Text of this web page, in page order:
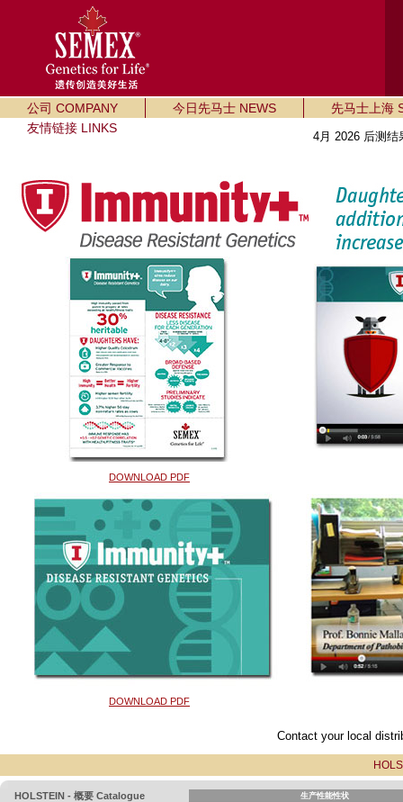
公司 COMPANY 今日先马士 NEWS
先马士上海
友情链接 LINKS
4月 2026 后测
DOWNLOAD PDF
DOWNLOAD PDF
Contact your local
HOLSTEIN - 概要 Catalogue 生产性能性状